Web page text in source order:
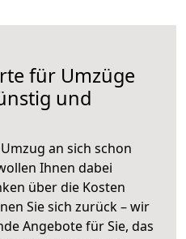
für Umzüge
und
an sich schon
Ihnen dabei
über die Kosten
Sie sich zurück – wir
Angebote für Sie, das